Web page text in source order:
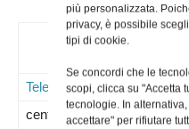
più personalizzata.
privacy, è possibile
tipi di cookie.
Se concordi che le
scopi, clicca su "Accetta
tecnologie. In
accettare" per rifiutare
Telefoni Mail
centralino –